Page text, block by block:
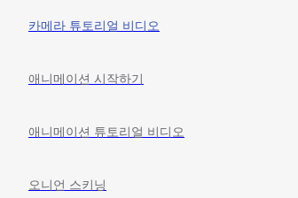
카메라 튜토리얼 비디오
애니메이션 시작하기
애니메이션 튜토리얼 비디오
오니언 스키닝